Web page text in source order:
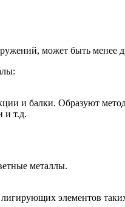
может быть менее
и балки. Образуют
и т.д.
металлы.
элементов